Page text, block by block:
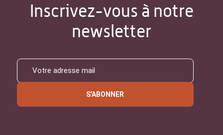
Inscrivez-vous à notre
newsletter
S'ABONNER